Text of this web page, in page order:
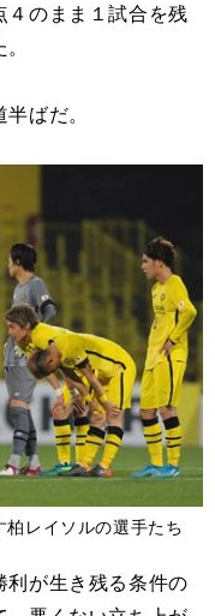
のまま１試合を残
ばだ。
レイソルの選手たち
が生き残る条件の